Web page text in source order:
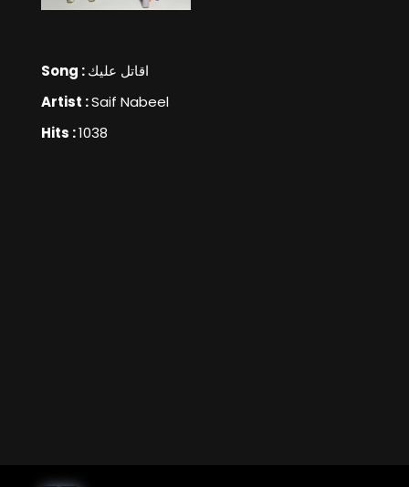
Song :اقاتل عليك
Artist :Saif Nabeel
Hits :1038